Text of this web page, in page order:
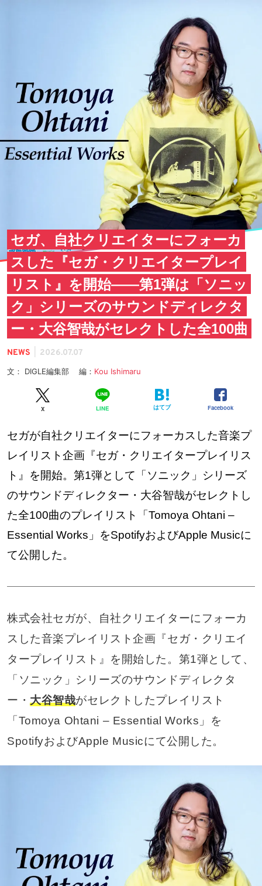
セガ、自社クリエイターにフォーカ
スした『セガ・クリエイタープレイ
リスト』を開始——第1弾は「ソニッ
ク」シリーズのサウンドディレクタ
ー・大谷智哉がセレクトした全100曲
NEWS 2026.07.07
文： DIGLE編集部 編： Kou Ishimaru
X LINE はてブ Facebook
セガが自社クリエイターにフォーカスした音楽プ
レイリスト企画『セガ・クリエイタープレイリス
ト』を開始。第1弾として「ソニック」シリーズ
のサウンドディレクター・大谷智哉がセレクトし
た全100曲のプレイリスト「Tomoya Ohtani –
Essential Works」をSpotifyおよびApple Musicに
て公開した。
株式会社セガが、自社クリエイターにフォーカ
スした音楽プレイリスト企画『セガ・クリエイ
タープレイリスト』を開始した。第1弾として、
「ソニック」シリーズのサウンドディレクタ
ー・大谷智哉がセレクトしたプレイリスト
「Tomoya Ohtani – Essential Works」を
SpotifyおよびApple Musicにて公開した。